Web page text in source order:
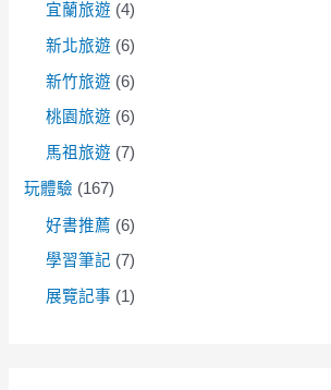
宜蘭旅遊 (4)
新北旅遊 (6)
新竹旅遊 (6)
桃園旅遊 (6)
馬祖旅遊 (7)
玩體驗 (167)
好書推薦 (6)
學習筆記 (7)
展覽記事 (1)